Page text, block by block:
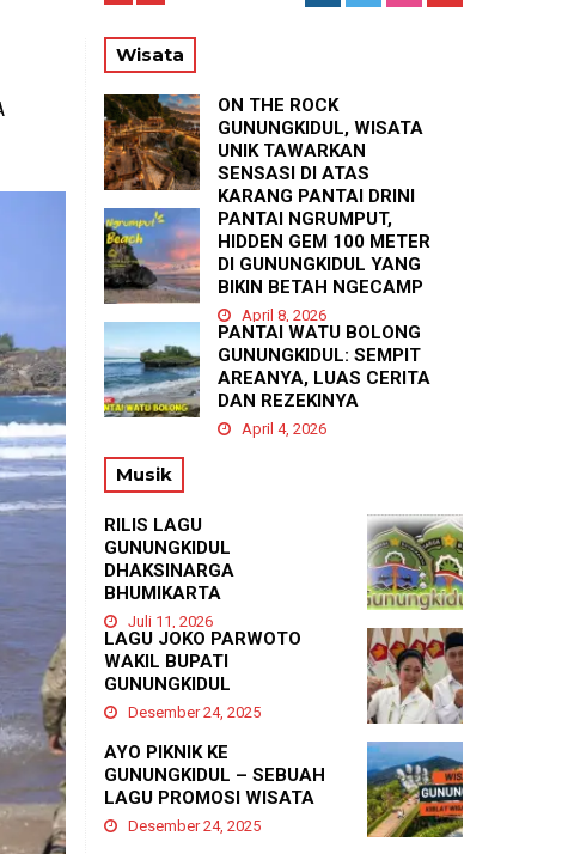
Wisata
ON THE ROCK
GUNUNGKIDUL, WISATA
UNIK TAWARKAN
SENSASI DI ATAS
KARANG PANTAI DRINI
April 23, 2026
PANTAI NGRUMPUT,
HIDDEN GEM 100 METER
DI GUNUNGKIDUL YANG
BIKIN BETAH NGECAMP
April 8, 2026
PANTAI WATU BOLONG
GUNUNGKIDUL: SEMPIT
AREANYA, LUAS CERITA
DAN REZEKINYA
April 4, 2026
Musik
RILIS LAGU
GUNUNGKIDUL
DHAKSINARGA
BHUMIKARTA
Juli 11, 2026
LAGU JOKO PARWOTO
WAKIL BUPATI
GUNUNGKIDUL
Desember 24, 2025
AYO PIKNIK KE
GUNUNGKIDUL – SEBUAH
LAGU PROMOSI WISATA
Desember 24, 2025